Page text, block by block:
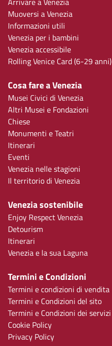
Muoversi a Venezia
Informazioni utili
Venezia per i bambini
Venezia accessibile
Rolling Venice Card (6-29 anni)
Cosa fare a Venezia
Musei Civici di Venezia
Altri Musei e Fondazioni
Chiese
Monumenti e Teatri
Itinerari
Eventi
Venezia nelle stagioni
Il territorio di Venezia
Venezia sostenibile
Enjoy Respect Venezia
Detourism
Itinerari
Venezia e la sua Laguna
Termini e Condizioni
Termini e condizioni di vendita
Termini e Condizioni del sito
Termini e Condizioni dei servizi
Cookie Policy
Privacy Policy